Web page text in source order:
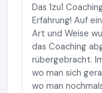
Das 1zu1
Erfahrung! Auf
Art und Weise
das Coaching
rübergebracht.
wo man sich
wo man